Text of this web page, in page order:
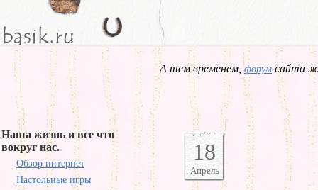
А тем временем,форум сайта
Наша жизнь и все что
вокруг нас.
Обзор интернет
Настольные игры
18
Апрель